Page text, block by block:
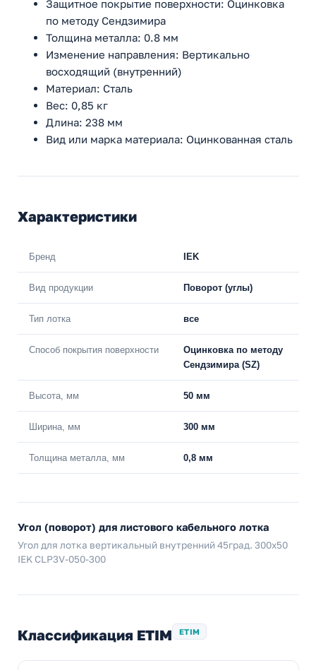
Защитное покрытие поверхности: Оцинковка
по методу Сендзимира
Толщина металла: 0.8 мм
Изменение направления: Вертикально
восходящий (внутренний)
Материал: Сталь
Вес: 0,85 кг
Длина: 238 мм
Вид или марка материала: Оцинкованная сталь
Характеристики
Бренд IEK
Вид продукции Поворот (углы)
Тип лотка все
Способ покрытия поверхности
Оцинковка по методу
Сендзимира (SZ)
Высота, мм 50 мм
Ширина, мм 300 мм
Толщина металла, мм 0,8 мм
Угол (поворот) для листового кабельного лотка
Угол для лотка вертикальный внутренний 45град. 300х50
IEK CLP3V-050-300
Классификация ETIM ETIM